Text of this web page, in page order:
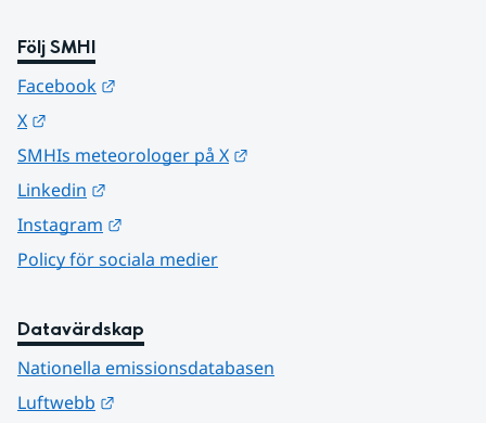
Följ SMHI
Facebook
X
SMHIs meteorologer på X
Linkedin
Instagram
Policy för sociala medier
Datavärdskap
Nationella emissionsdatabasen
Luftwebb